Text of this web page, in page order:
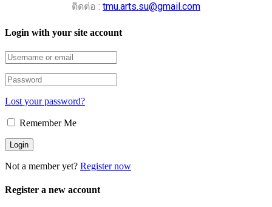
ติดต่อ : tmu.arts.su@gmail.com
Login with your site account
Lost your password?
Remember Me
Not a member yet? Register now
Register a new account